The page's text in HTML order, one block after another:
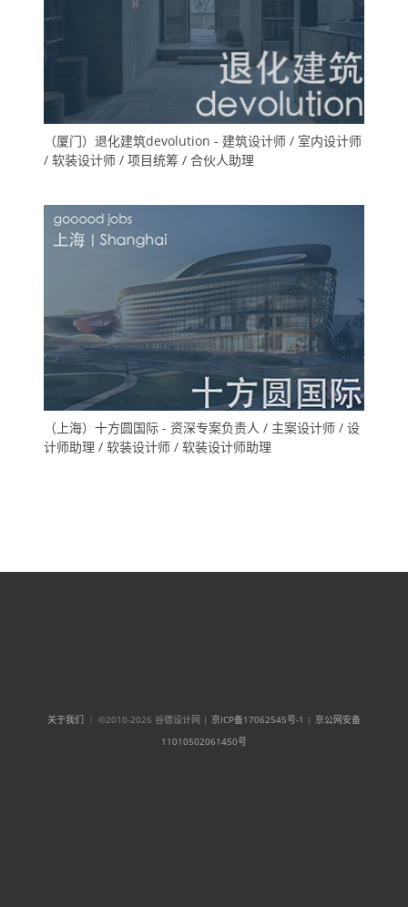
（厦门）退化建筑devolution - 建筑设计师 / 室内设计师
/ 软装设计师 / 项目统筹 / 合伙人助理
（上海）十方圆国际 - 资深专案负责人 / 主案设计师 / 设
计师助理 / 软装设计师 / 软装设计师助理
关于我们 ｜ ©2010-2026 谷德设计网 | 京ICP备17062545号-1 | 京公网安备
11010502061450号